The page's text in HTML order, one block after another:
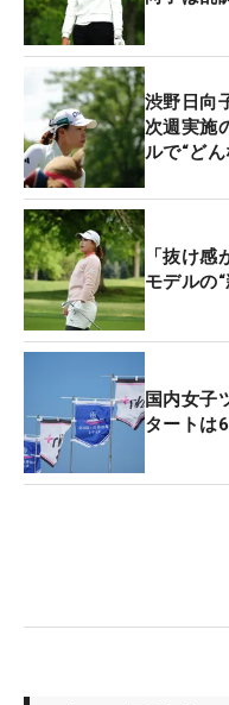
渋野日向
次週実施
ルで“ど
「抜け
モデルの
国内女子
タートは